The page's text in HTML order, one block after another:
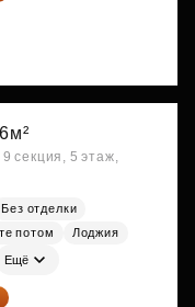
секция, 5 этаж,
Без отделки
потом
Лоджия
Ещё